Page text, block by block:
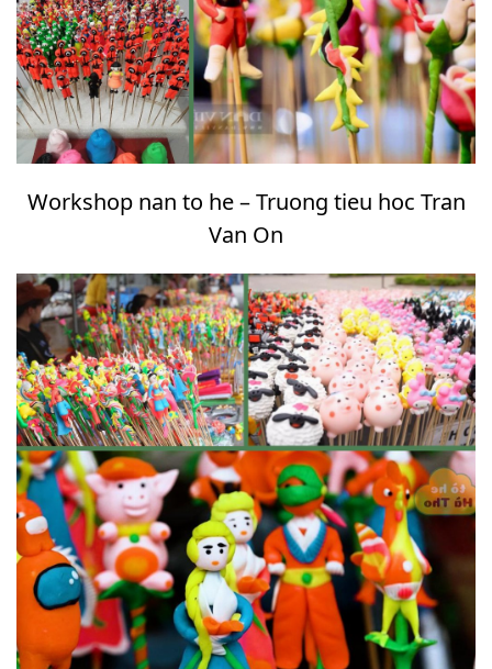
Workshop nan to he – Truong tieu hoc Tran
Van On